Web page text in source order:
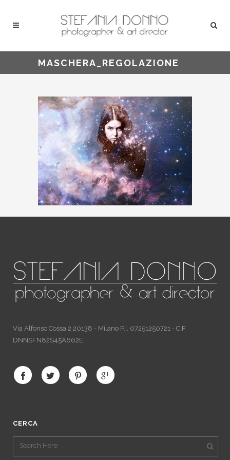
MASCHERA_REGOLAZIONE
Via Alfonso Cossa 2 20138 - Milano P.I. 07251250721 - C.F.
DNNSFN82S45A662E
CERCA